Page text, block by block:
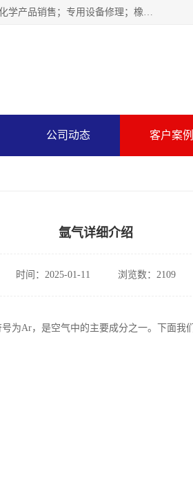
天津永腾气体销售有限公司成立于2020年，注册地位于天津市滨海新区。经营范围包括：专用化学产品销售；专用设备修理；橡胶制品销售；气体压缩机械销售；特种设备销售；仪器仪表销售；机械设备租赁；五金产品批发；食品添加剂销售等，主要供应：氧气、乙炔、氮气、氩气、氢气、氦气、液氨、液氮、一氧化碳、二氧化碳等，各种工业气体，高纯气体，食品级气体。
公司动态 客户案例
氩气详细介绍
时间：2025-01-11 浏览数：2109
为Ar，是空气中的主要成分之一。下面我